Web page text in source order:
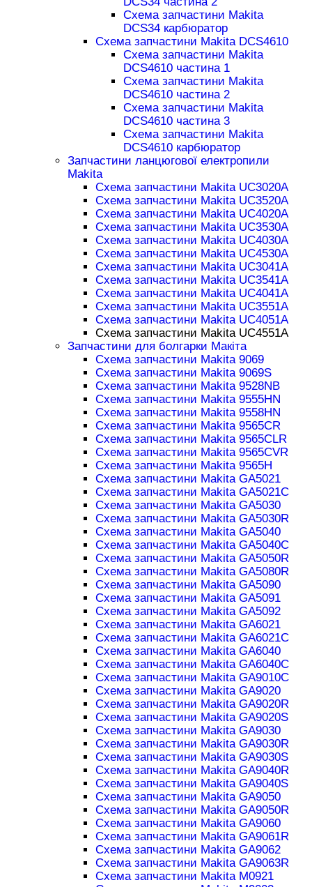
Схема запчастини Makita
DCS34 карбюратор
Схема запчастини Makita DCS4610
Схема запчастини Makita
DCS4610 частина 1
Схема запчастини Makita
DCS4610 частина 2
Схема запчастини Makita
DCS4610 частина 3
Схема запчастини Makita
DCS4610 карбюратор
Запчастини ланцюгової електропили
Makita
Схема запчастини Makita UC3020A
Схема запчастини Makita UC3520A
Схема запчастини Makita UC4020A
Схема запчастини Makita UC3530A
Схема запчастини Makita UC4030A
Схема запчастини Makita UC4530A
Схема запчастини Makita UC3041A
Схема запчастини Makita UC3541A
Схема запчастини Makita UC4041A
Схема запчастини Makita UC3551A
Схема запчастини Makita UC4051A
Схема запчастини Makita UC4551A
Запчастини для болгарки Макіта
Схема запчастини Makita 9069
Схема запчастини Makita 9069S
Схема запчастини Makita 9528NB
Схема запчастини Makita 9555HN
Схема запчастини Makita 9558HN
Схема запчастини Makita 9565CR
Схема запчастини Makita 9565CLR
Схема запчастини Makita 9565CVR
Схема запчастини Makita 9565H
Схема запчастини Makita GA5021
Схема запчастини Makita GA5021C
Схема запчастини Makita GA5030
Схема запчастини Makita GA5030R
Схема запчастини Makita GA5040
Схема запчастини Makita GA5040C
Схема запчастини Makita GA5050R
Схема запчастини Makita GA5080R
Схема запчастини Makita GA5090
Схема запчастини Makita GA5091
Схема запчастини Makita GA5092
Схема запчастини Makita GA6021
Схема запчастини Makita GA6021C
Схема запчастини Makita GA6040
Схема запчастини Makita GA6040C
Схема запчастини Makita GA9010C
Схема запчастини Makita GA9020
Схема запчастини Makita GA9020R
Схема запчастини Makita GA9020S
Схема запчастини Makita GA9030
Схема запчастини Makita GA9030R
Схема запчастини Makita GA9030S
Схема запчастини Makita GA9040R
Схема запчастини Makita GA9040S
Схема запчастини Makita GA9050
Схема запчастини Makita GA9050R
Схема запчастини Makita GA9060
Схема запчастини Makita GA9061R
Схема запчастини Makita GA9062
Схема запчастини Makita GA9063R
Схема запчастини Makita M0921